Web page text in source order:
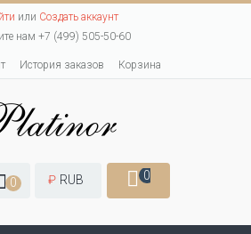
или Создать аккаунт
нам +7 (499) 505-50-60
История заказов Корзина
0 ₽ RUB 0